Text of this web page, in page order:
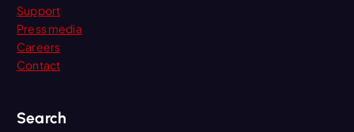
Support
Press media
Careers
Contact
Search